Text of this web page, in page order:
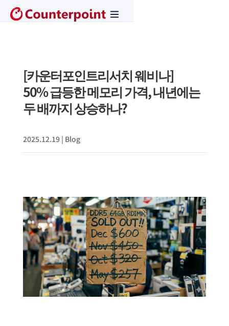
[카운터포인트리서치 웨비나]
50% 급등한 메모리 가격, 내년에는
두 배까지 상승하나?
2025.12.19| Blog